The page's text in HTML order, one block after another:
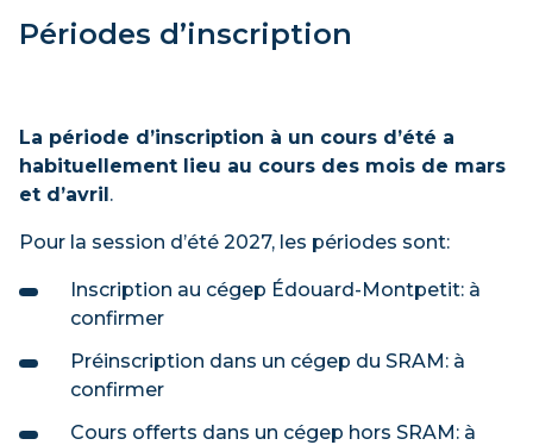
Périodes d’inscription
La période d’inscription à un cours d’été a
habituellement lieu au cours des mois de mars
et d’avril.
Pour la session d’été 2027, les périodes sont:
Inscription au cégep Édouard-Montpetit: à
confirmer
Préinscription dans un cégep du SRAM: à
confirmer
Cours offerts dans un cégep hors SRAM: à